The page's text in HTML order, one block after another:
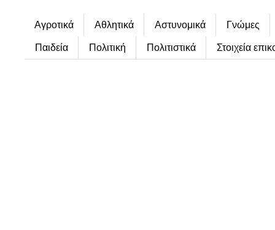
Αγροτικά Αθλητικά Αστυνομικά Γνώμες
Παιδεία Πολιτική Πολιτιστικά Στοιχεία